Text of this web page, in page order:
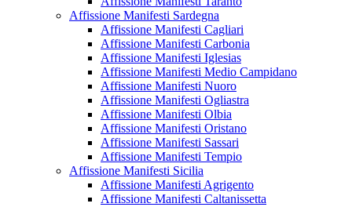
Affissione Manifesti Sardegna
Affissione Manifesti Cagliari
Affissione Manifesti Carbonia
Affissione Manifesti Iglesias
Affissione Manifesti Medio Campidano
Affissione Manifesti Nuoro
Affissione Manifesti Ogliastra
Affissione Manifesti Olbia
Affissione Manifesti Oristano
Affissione Manifesti Sassari
Affissione Manifesti Tempio
Affissione Manifesti Sicilia
Affissione Manifesti Agrigento
Affissione Manifesti Caltanissetta